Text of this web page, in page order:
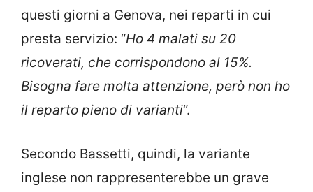
questi giorni a Genova, nei reparti in cui
presta servizio: “Ho 4 malati su 20
ricoverati, che corrispondono al 15%.
Bisogna fare molta attenzione, però non ho
il reparto pieno di varianti“.
Secondo Bassetti, quindi, la variante
inglese non rappresenterebbe un grave